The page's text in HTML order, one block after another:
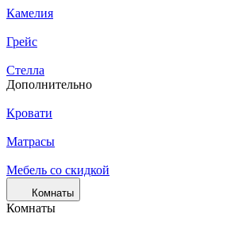
Камелия
Грейс
Стелла
Дополнительно
Кровати
Матрасы
Мебель со скидкой
Комнаты
Комнаты